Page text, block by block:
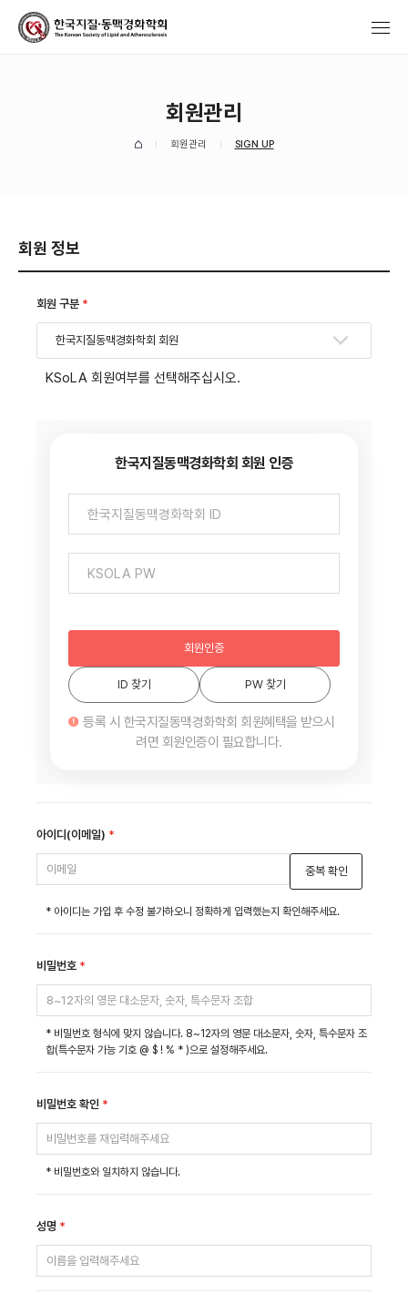
회원관리
회원관리 SIGN UP
회원 정보
회원 구분 *
한국지질동맥경화학회 회원
KSoLA 회원여부를 선택해주십시오.
한국지질동맥경화학회 회원 인증
회원인증
ID 찾기 PW 찾기
등록 시 한국지질동맥경화학회 회원혜택을 받으시
려면 회원인증이 필요합니다.
아이디(이메일) *
중복 확인
* 아이디는 가입 후 수정 불가하오니 정확하게 입력했는지 확인해주세요.
비밀번호 *
* 비밀번호 형식에 맞지 않습니다. 8~12자의 영문 대소문자, 숫자, 특수문자 조
합(특수문자 가능 기호 @ $ ! % * )으로 설정해주세요.
비밀번호 확인 *
* 비밀번호와 일치하지 않습니다.
성명 *